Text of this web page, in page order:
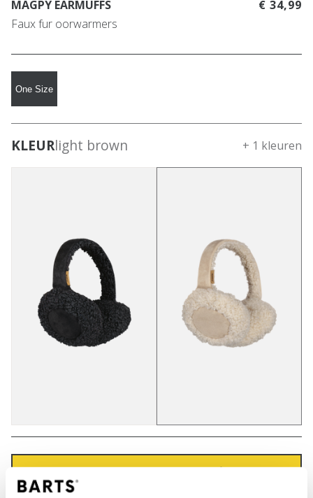
MAGPY EARMUFFS
Faux fur oorwarmers
€ 34,99
One Size
KLEURlight brown + 1 kleuren